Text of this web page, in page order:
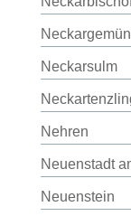
Neckarsulm
Nehren
Neuenstadt
Neuenstein